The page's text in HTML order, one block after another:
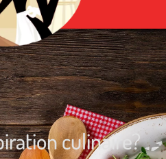
culinaire?